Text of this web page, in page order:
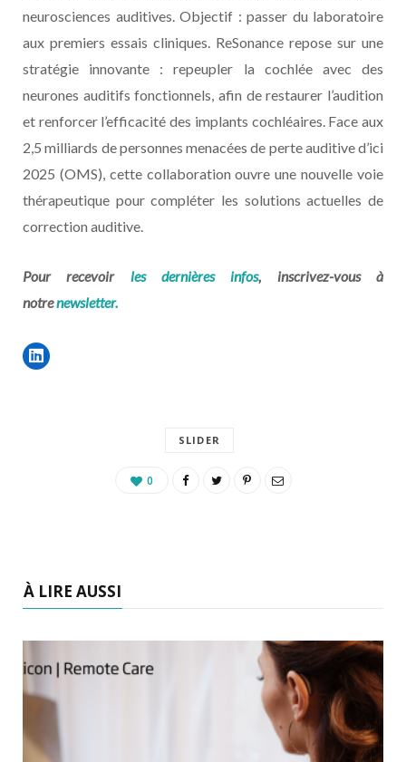
neurosciences auditives. Objectif : passer du laboratoire
aux premiers essais cliniques. ReSonance repose sur une
stratégie innovante : repeupler la cochlée avec des
neurones auditifs fonctionnels, afin de restaurer l’audition
et renforcer l’efficacité des implants cochléaires. Face aux
2,5 milliards de personnes menacées de perte auditive d’ici
2025 (OMS), cette collaboration ouvre une nouvelle voie
thérapeutique pour compléter les solutions actuelles de
correction auditive.
Pour recevoir les dernières infos, inscrivez-vous à
notrenewsletter.
SLIDER
0
À LIRE AUSSI